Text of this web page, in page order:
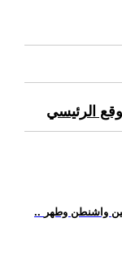
الرئيسي
واشنطن وطهر